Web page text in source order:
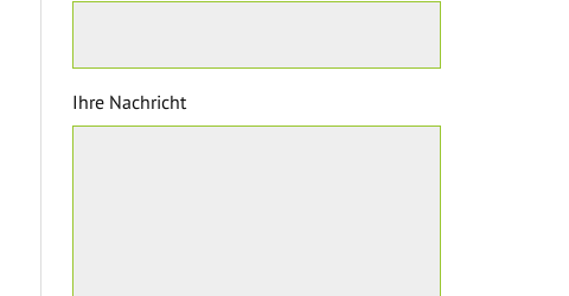
Ihre Nachricht